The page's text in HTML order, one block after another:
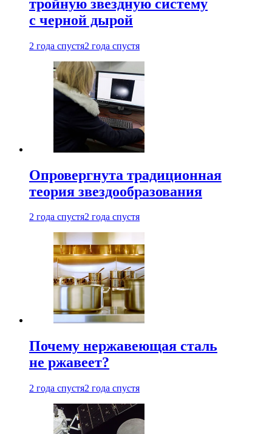
тройную звездную систему
с черной дырой
2 года спустя2 года спустя
Опровергнута традиционная
теория звездообразования
2 года спустя2 года спустя
Почему нержавеющая сталь
не ржавеет?
2 года спустя2 года спустя